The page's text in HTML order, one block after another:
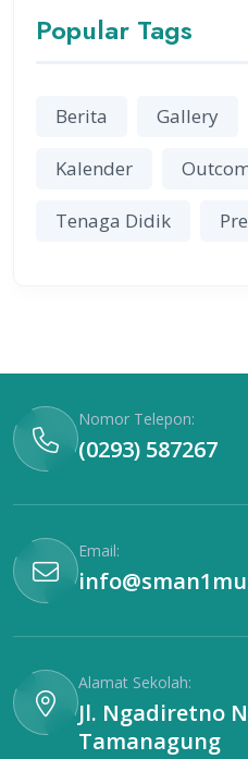
Popular Tags
Berita Gallery
Kalender
Tenaga Didik
Nomor Telepon:
(0293) 587267
Email:
Alamat Sekolah:
Jl. Ngadiretno
Tamanagung